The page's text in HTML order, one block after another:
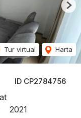
ID CP2784756
2021
Tur virtual Harta